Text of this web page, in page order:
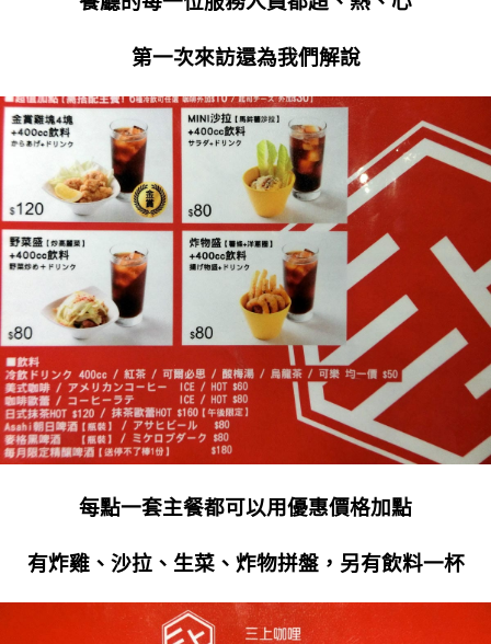
第一次來訪還為我們解說
每點一套主餐都可以用優惠價格加點
有炸雞、沙拉、生菜、炸物拼盤，另有飲料一杯